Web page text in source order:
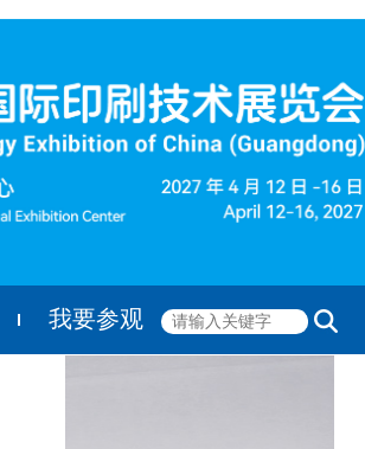
我要参观 ENGLISH